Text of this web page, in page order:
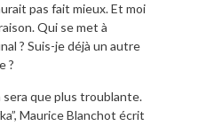
pas fait mieux. Et moi
Qui se met à
? Suis-je déjà un autre
?
sera que plus troublante.
Maurice Blanchot écrit